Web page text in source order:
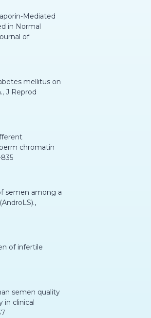
Mediated
in Normal
of
mellitus on
J Reprod
chromatin
semen among a
of infertile
semen quality
in clinical